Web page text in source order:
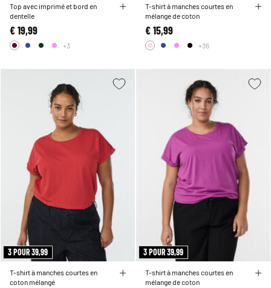
Top avec imprimé et bord en
dentelle
€ 19,99
+3
T-shirt à manches courtes en
mélange de coton
€ 15,99
+36
3 POUR 39,99
T-shirt à manches courtes en
coton mélangé
3 POUR 39,99
T-shirt à manches courtes en
mélange de coton